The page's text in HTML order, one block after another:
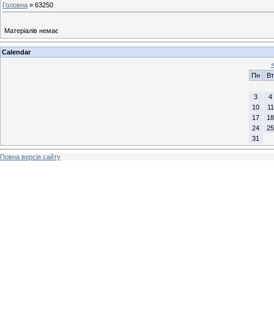
Головна » 63250
Матеріалів немає
Calendar
«
Пн
Вт
3
4
10
11
17
18
24
25
31
Повна версія сайту